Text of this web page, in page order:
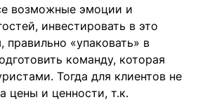
возможные эмоции и
инвестировать в это
правильно «упаковать» в
команду, которая
Тогда для клиентов не
цены и ценности, т.к.